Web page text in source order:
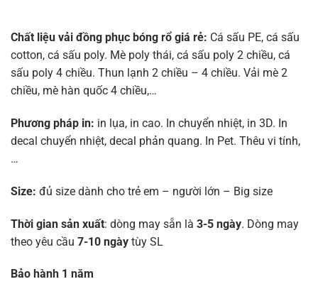
Chất liệu vải đồng phục bóng rổ giá rẻ: Cá sấu PE, cá sấu
cotton, cá sấu poly. Mè poly thái, cá sấu poly 2 chiều, cá
sấu poly 4 chiều. Thun lạnh 2 chiều – 4 chiều. Vải mè 2
chiều, mè hàn quốc 4 chiều,…
Phương pháp in: in lụa, in cao. In chuyển nhiệt, in 3D. In
decal chuyển nhiệt, decal phản quang. In Pet. Thêu vi tính,
…
Size: đủ size dành cho trẻ em – người lớn – Big size
Thời gian sản xuất: dòng may sẵn là 3-5 ngày. Dòng may
theo yêu cầu 7-10 ngàytùy SL
Bảo hành 1 năm